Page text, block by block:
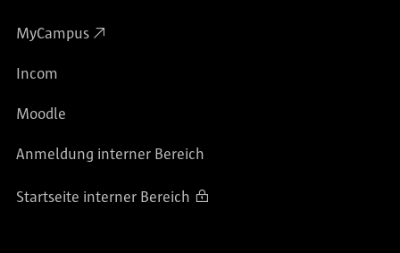
MyCampus
Incom
Moodle
Anmeldung interner Bereich
Startseite interner Bereich